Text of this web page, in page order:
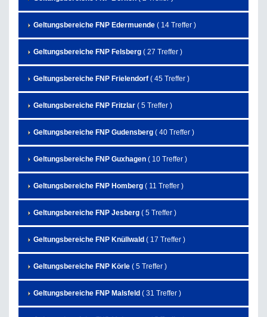
Geltungsbereiche FNP Edermuende ( 14 Treffer )
Geltungsbereiche FNP Felsberg ( 27 Treffer )
Geltungsbereiche FNP Frielendorf ( 45 Treffer )
Geltungsbereiche FNP Fritzlar ( 5 Treffer )
Geltungsbereiche FNP Gudensberg ( 40 Treffer )
Geltungsbereiche FNP Guxhagen ( 10 Treffer )
Geltungsbereiche FNP Homberg ( 11 Treffer )
Geltungsbereiche FNP Jesberg ( 5 Treffer )
Geltungsbereiche FNP Knüllwald ( 17 Treffer )
Geltungsbereiche FNP Körle ( 5 Treffer )
Geltungsbereiche FNP Malsfeld ( 31 Treffer )